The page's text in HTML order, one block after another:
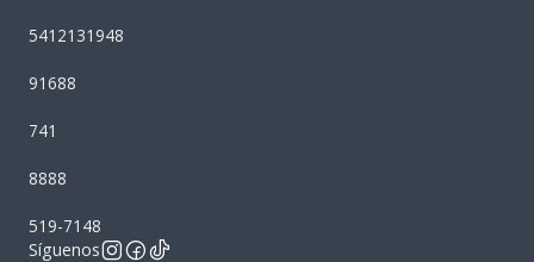
5412131948
91688
741
8888
519-7148
Síguenos